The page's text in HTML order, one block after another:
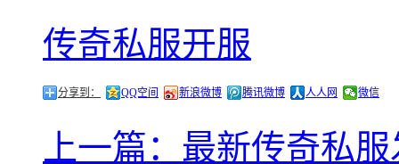
传奇私服开服
分享到： QQ空间 新浪微博 腾讯微博 人人网 微信
上一篇：最新传奇私